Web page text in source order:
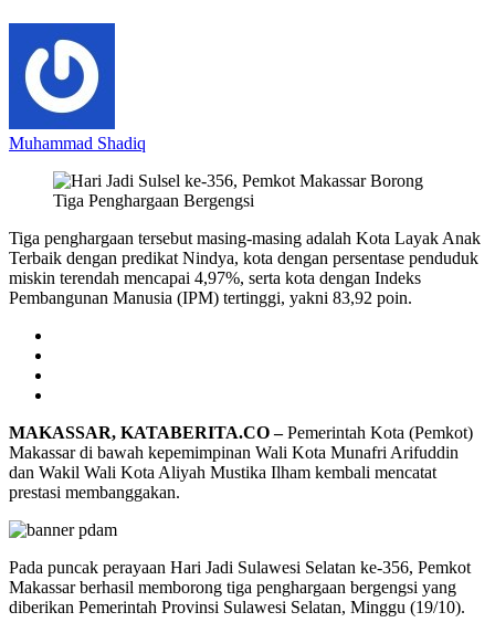
Muhammad Shadiq
Tiga penghargaan tersebut masing-masing adalah Kota Layak Anak
Terbaik dengan predikat Nindya, kota dengan persentase penduduk
miskin terendah mencapai 4,97%, serta kota dengan Indeks
Pembangunan Manusia (IPM) tertinggi, yakni 83,92 poin.
MAKASSAR, KATABERITA.CO –Pemerintah Kota (Pemkot)
Makassar di bawah kepemimpinan Wali Kota Munafri Arifuddin
dan Wakil Wali Kota Aliyah Mustika Ilham kembali mencatat
prestasi membanggakan.
Pada puncak perayaan Hari Jadi Sulawesi Selatan ke-356, Pemkot
Makassar berhasil memborong tiga penghargaan bergengsi yang
diberikan Pemerintah Provinsi Sulawesi Selatan, Minggu (19/10).